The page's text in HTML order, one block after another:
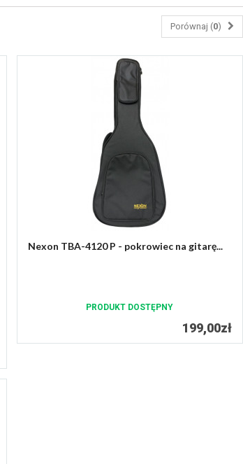
Porównaj (0)
Nexon TBA-4120 P - pokrowiec na gitarę...
PRODUKT DOSTĘPNY
199,00zł